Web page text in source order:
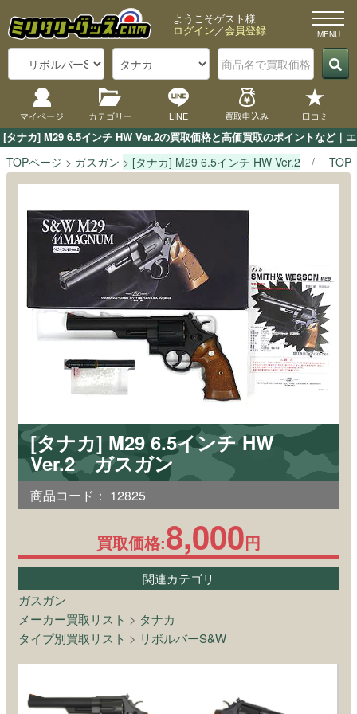
[タナカ] M29 6.5インチ HW Ver.2の買取価格と高価買取のポイントなど｜
ようこそゲスト様
ログイン／会員登録
マイページ カテゴリー LINE 買取申込み 口コミ
TOPページ ガスガン [タナカ] M29 6.5インチ HW Ver.2 TOP
[タナカ] M29 6.5インチ HW
Ver.2 ガスガン
商品コード： 12825
買取価格:8,000円
関連カテゴリ
ガスガン
メーカー買取リスト > タナカ
タイプ別買取リスト > リボルバーS&W